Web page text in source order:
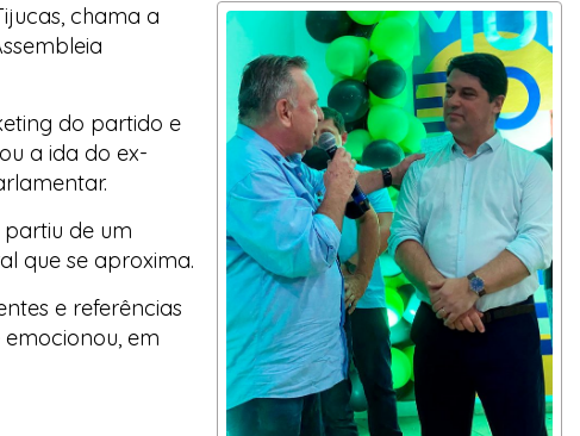
chama a
do partido e
a ida do ex-
partiu de um
que se aproxima.
e referências
em